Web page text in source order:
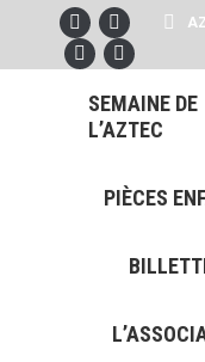
Facebook
page
opens
window
Instagram
page
opens
in
window
YouTube
page
opens
new
X
page
opens
new
SEMAINE DE
L’AZTEC
PIÈCES